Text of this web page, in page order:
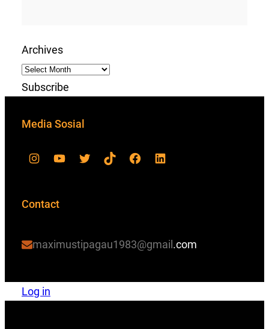
Archives
Subscribe
Media Sosial
Contact
maximustipagau1983@gmail.com
Log in